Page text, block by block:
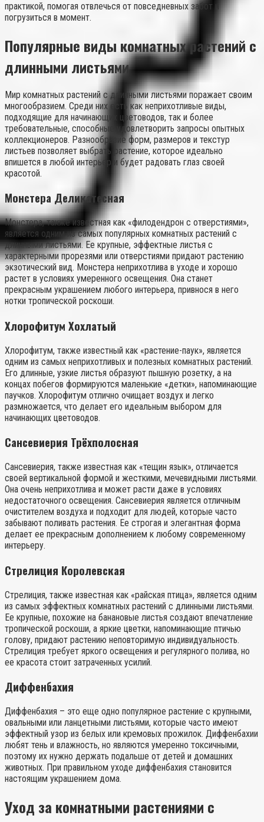
практикой, помогая отвлечься от повседневных забот и
погрузиться в момент.
Популярные виды комнатных растений с
длинными листьями
Мир комнатных растений с длинными листьями поражает своим
многообразием. Среди них есть как неприхотливые виды,
подходящие для начинающих цветоводов, так и более
требовательные, способные удовлетворить запросы опытных
коллекционеров. Разнообразие форм, размеров и текстур
листьев позволяет выбрать растение, которое идеально
впишется в любой интерьер и будет радовать глаз своей
красотой.
Монстера Деликатесная
Монстера, также известная как «филодендрон с отверстиями»,
является одним из самых популярных комнатных растений с
длинными листьями. Ее крупные, эффектные листья с
характерными прорезями или отверстиями придают растению
экзотический вид. Монстера неприхотлива в уходе и хорошо
растет в условиях умеренного освещения. Она станет
прекрасным украшением любого интерьера, привнося в него
нотки тропической роскоши.
Хлорофитум Хохлатый
Хлорофитум, также известный как «растение-паук», является
одним из самых неприхотливых и полезных комнатных растений.
Его длинные, узкие листья образуют пышную розетку, а на
концах побегов формируются маленькие «детки», напоминающие
паучков. Хлорофитум отлично очищает воздух и легко
размножается, что делает его идеальным выбором для
начинающих цветоводов.
Сансевиерия Трёхполосная
Сансевиерия, также известная как «тещин язык», отличается
своей вертикальной формой и жесткими, мечевидными листьями.
Она очень неприхотлива и может расти даже в условиях
недостаточного освещения. Сансевиерия является отличным
очистителем воздуха и подходит для людей, которые часто
забывают поливать растения. Ее строгая и элегантная форма
делает ее прекрасным дополнением к любому современному
интерьеру.
Стрелиция Королевская
Стрелиция, также известная как «райская птица», является одним
из самых эффектных комнатных растений с длинными листьями.
Ее крупные, похожие на банановые листья создают впечатление
тропической роскоши, а яркие цветки, напоминающие птичью
голову, придают растению неповторимую индивидуальность.
Стрелиция требует яркого освещения и регулярного полива, но
ее красота стоит затраченных усилий.
Диффенбахия
Диффенбахия – это еще одно популярное растение с крупными,
овальными или ланцетными листьями, которые часто имеют
эффектный узор из белых или кремовых прожилок. Диффенбахии
любят тень и влажность, но являются умеренно токсичными,
поэтому их нужно держать подальше от детей и домашних
животных. При правильном уходе диффенбахия становится
настоящим украшением дома.
Уход за комнатными растениями с